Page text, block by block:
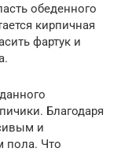
обеденного
кирпичная
фартук и
Благодаря
и
пола. Что